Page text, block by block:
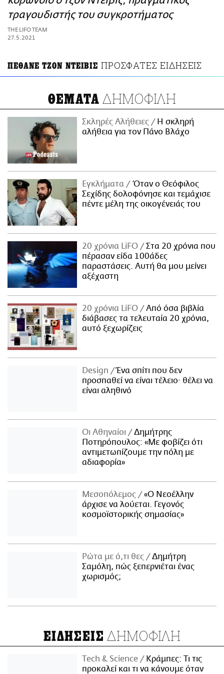
ΑΜΠΑ
PRINT
τραγουδιστής του συγκροτήματος
THE LIFO TEAM
27.5.2021
ΠΕΘΑΝΕ ΤΖΟΝ ΝΤΕΙΒΙΣ ΠΡΟΣΦΑΤΕΣ ΕΙΔΗΣΕΙΣ
ΘΕΜΑΤΑ ΔΗΜΟΦΙΛΗ
Σκληρές Αλήθειες
H σκληρή
αλήθεια για τον Πάνο Βλάχο
Εγκλήματα
Όταν ο Θεόφιλος
Σεχίδης δολοφόνησε και τεμάχισε
πέντε μέλη της οικογένειάς του
20 χρόνια LiFO
Στα 20 χρόνια που
πέρασαν είδα 100άδες
παραστάσεις. Αυτή θα μου μείνει
αξέχαστη
20 χρόνια LiFO
Από όσα βιβλία
διάβασες τα τελευταία 20 χρόνια,
αυτό ξεχωρίζεις
Design
Ένα σπίτι που δεν
προσπαθεί να είναι τέλειο· θέλει να
είναι αληθινό
Οι Αθηναίοι
Δημήτρης
Ποτηρόπουλος: «Με φοβίζει ότι
αντιμετωπίζουμε την πόλη με
αδιαφορία»
Μεσοπόλεμος
«Ο Νεοέλλην
άρχισε να λούεται. Γεγονός
κοσμοϊστορικής σημασίας»
Ρώτα με ό,τι θες
Δημήτρη
Σαμόλη, πώς ξεπερνιέται ένας
χωρισμός;
ΕΙΔΗΣΕΙΣ ΔΗΜΟΦΙΛΗ
Τech & Science
Κράμπες: Τι τις
προκαλεί και τι να κάνουμε όταν